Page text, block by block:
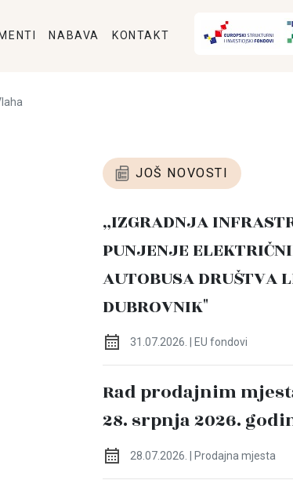
NABAVA KONTAKT
JOŠ NOVOSTI
„IZGRADNJA
PUNJENJE
AUTOBUSA DRUŠTVA
DUBROVNIK"
31.07.2026. | EU fondovi
Rad prodajnim
28. srpnja 2026.
28.07.2026. | Prodajna mjesta